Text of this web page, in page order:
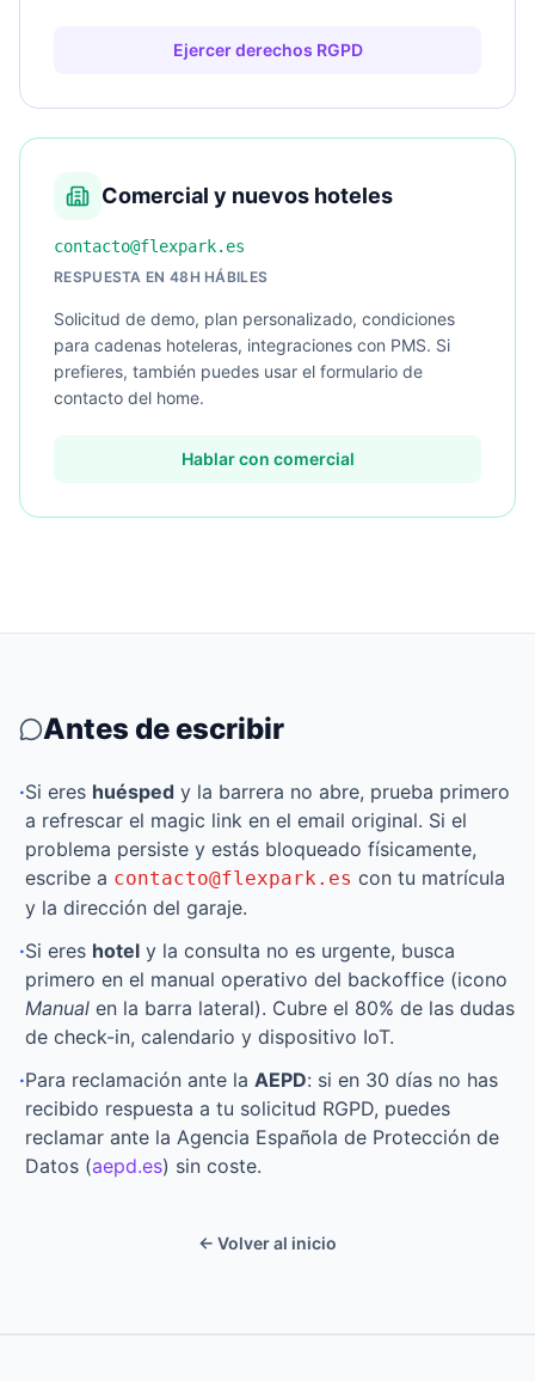
Ejercer derechos RGPD
Comercial y nuevos hoteles
contacto@flexpark.es
RESPUESTA EN 48H HÁBILES
Solicitud de demo, plan personalizado, condiciones
para cadenas hoteleras, integraciones con PMS. Si
prefieres, también puedes usar el formulario de
contacto del home.
Hablar con comercial
Antes de escribir
·Si eres huésped y la barrera no abre, prueba primero
a refrescar el magic link en el email original. Si el
problema persiste y estás bloqueado físicamente,
escribe a contacto@flexpark.es con tu matrícula
y la dirección del garaje.
·Si eres hotel y la consulta no es urgente, busca
primero en el manual operativo del backoffice (icono
Manual en la barra lateral). Cubre el 80% de las dudas
de check-in, calendario y dispositivo IoT.
·Para reclamación ante la AEPD: si en 30 días no has
recibido respuesta a tu solicitud RGPD, puedes
reclamar ante la Agencia Española de Protección de
Datos (aepd.es) sin coste.
← Volver al inicio